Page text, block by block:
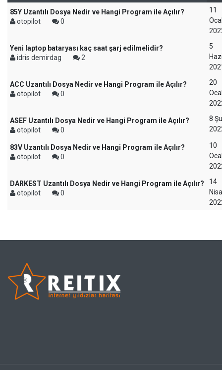
85Y Uzantılı Dosya Nedir ve Hangi Program ile Açılır?
otopilot
0
11
Yeni laptop bataryası kaç saat şarj edilmelidir?
idris demirdag
2
5
ACC Uzantılı Dosya Nedir ve Hangi Program ile Açılır?
otopilot
0
20
ASEF Uzantılı Dosya Nedir ve Hangi Program ile Açılır?
otopilot
0
8
83V Uzantılı Dosya Nedir ve Hangi Program ile Açılır?
otopilot
0
10
DARKEST Uzantılı Dosya Nedir ve Hangi Program ile Açılır?
otopilot
0
14